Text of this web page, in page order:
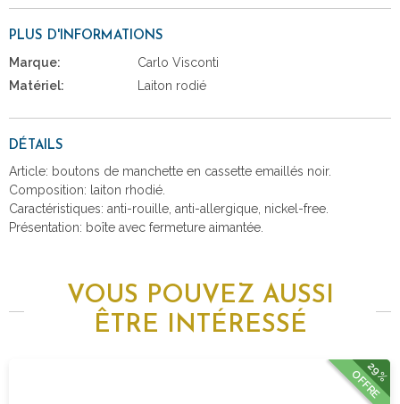
PLUS D'INFORMATIONS
Marque:
Carlo Visconti
Matériel:
Laiton rodié
DÉTAILS
Article: boutons de manchette en cassette emaillés noir.
Composition: laiton rhodié.
Caractéristiques: anti-rouille, anti-allergique, nickel-free.
Présentation: boîte avec fermeture aimantée.
VOUS POUVEZ AUSSI
ÊTRE INTÉRESSÉ
29%
OFFRE